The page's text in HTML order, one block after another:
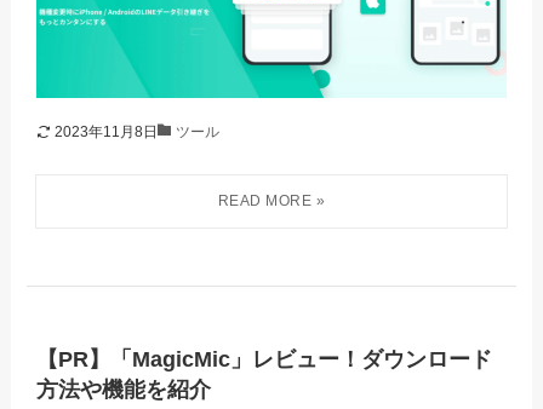
2023年11月8日 ツール
【PR】「MagicMic」レビュー！ダウンロード
方法や機能を紹介